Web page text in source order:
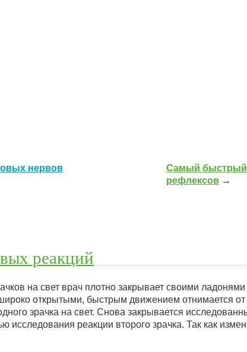
нервов
Самый быстрый
рефлексов →
реакций
на свет врач плотно закрывает своими ладонями
открытыми, быстрым движением отнимается от
зрачка на свет. Снова закрывается
исследования реакции второго зрачка. Так как